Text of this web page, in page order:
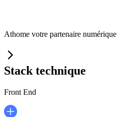
Athome votre partenaire numérique
Stack technique
Front End